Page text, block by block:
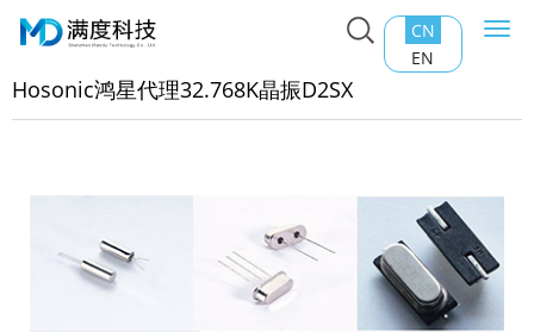
CN
EN
主页>产品中心>石英晶振
Hosonic鸿星代理32.768K晶
Hosonic鸿星代理32.768K晶振D2SX